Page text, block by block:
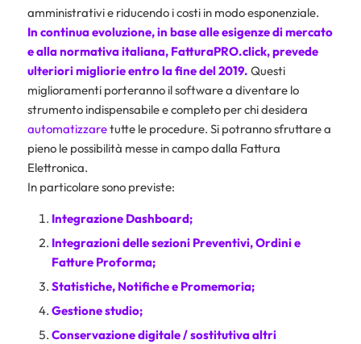
amministrativi e riducendo i costi in modo esponenziale.
In continua evoluzione, in base alle esigenze di mercato
e alla normativa italiana, FatturaPRO.click, prevede
ulteriori migliorie entro la fine del 2019. Questi
miglioramenti porteranno il software a diventare lo
strumento indispensabile e completo per chi desidera
automatizzaretutte le procedure. Si potranno sfruttare a
pieno le possibilità messe in campo dalla Fattura
Elettronica.
In particolare sono previste:
Integrazione Dashboard;
Integrazioni delle sezioniPreventivi, Ordini e
Fatture Proforma;
Statistiche, Notifiche e Promemoria;
Gestione studio;
Conservazione digitale / sostitutiva altri